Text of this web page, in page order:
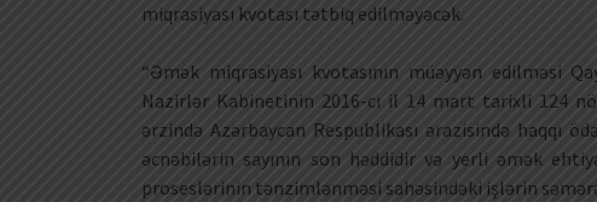
miqrasiyası kvotası tətbiq edilməyəcək.
“Əmək miqrasiyası kvotasının müəyyən edilməsi
Nazirlər Kabinetinin 2016-cı il 14 mart tarixli 124
ərzində Azərbaycan Respublikası ərazisində haqqı
əcnəbilərin sayının son həddidir və yerli əmək
proseslərinin tənzimlənməsi sahəsindəki işlərin